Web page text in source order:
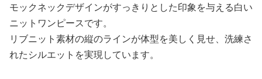
モックネックデザインがすっきりとした印象を与える白い
ニットワンピースです。
リブニット素材の縦のラインが体型を美しく見せ、洗練さ
れたシルエットを実現しています。